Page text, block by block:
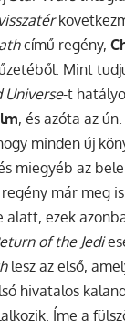
című regény,
Mint
Universe-t
, és azóta az ún.
minden új
miegyéb az
már meg
alatt, ezek
of the Jedi
lesz az első,
hivatalos
Íme a